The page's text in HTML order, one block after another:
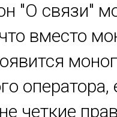
"О связи"
вместо
оператора,
четкие